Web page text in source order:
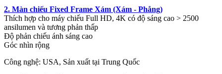
2. Màn chiếu Fixed Frame Xám (Xám - Phẳng)
Thích hợp cho máy chiếu Full HD, 4K có độ sáng cao > 2500
ansilumen và tương phản thấp
Độ phản chiếu ánh sáng cao
Góc nhìn rộng
Công nghệ: USA, Sản xuất tại Trung Quốc